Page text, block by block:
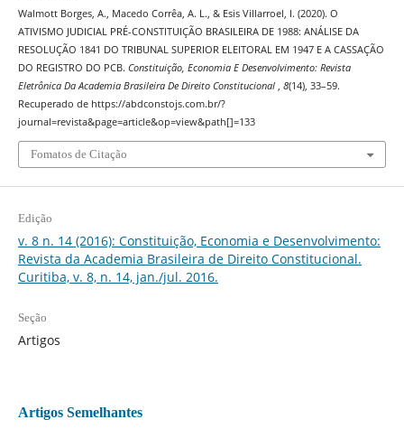
Walmott Borges, A., Macedo Corrêa, A. L., & Esis Villarroel, I. (2020). O
ATIVISMO JUDICIAL PRÉ-CONSTITUIÇÃO BRASILEIRA DE 1988: ANÁLISE DA
RESOLUÇÃO 1841 DO TRIBUNAL SUPERIOR ELEITORAL EM 1947 E A CASSAÇÃO
DO REGISTRO DO PCB. Constituição, Economia E Desenvolvimento: Revista
Eletrônica Da Academia Brasileira De Direito Constitucional , 8(14), 33–59.
Recuperado de https://abdconstojs.com.br/?
journal=revista&page=article&op=view&path[]=133
Fomatos de Citação
Edição
v. 8 n. 14 (2016): Constituição, Economia e Desenvolvimento:
Revista da Academia Brasileira de Direito Constitucional.
Curitiba, v. 8, n. 14, jan./jul. 2016.
Seção
Artigos
Artigos Semelhantes